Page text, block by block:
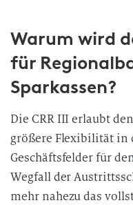
l
i
g
n
g
i
n
d
Warum wird
für
Sparkassen?
Die CRR III erlaubt
größere Flexibilität in
Geschäftsfelder für
Wegfall der
mehr nahezu das